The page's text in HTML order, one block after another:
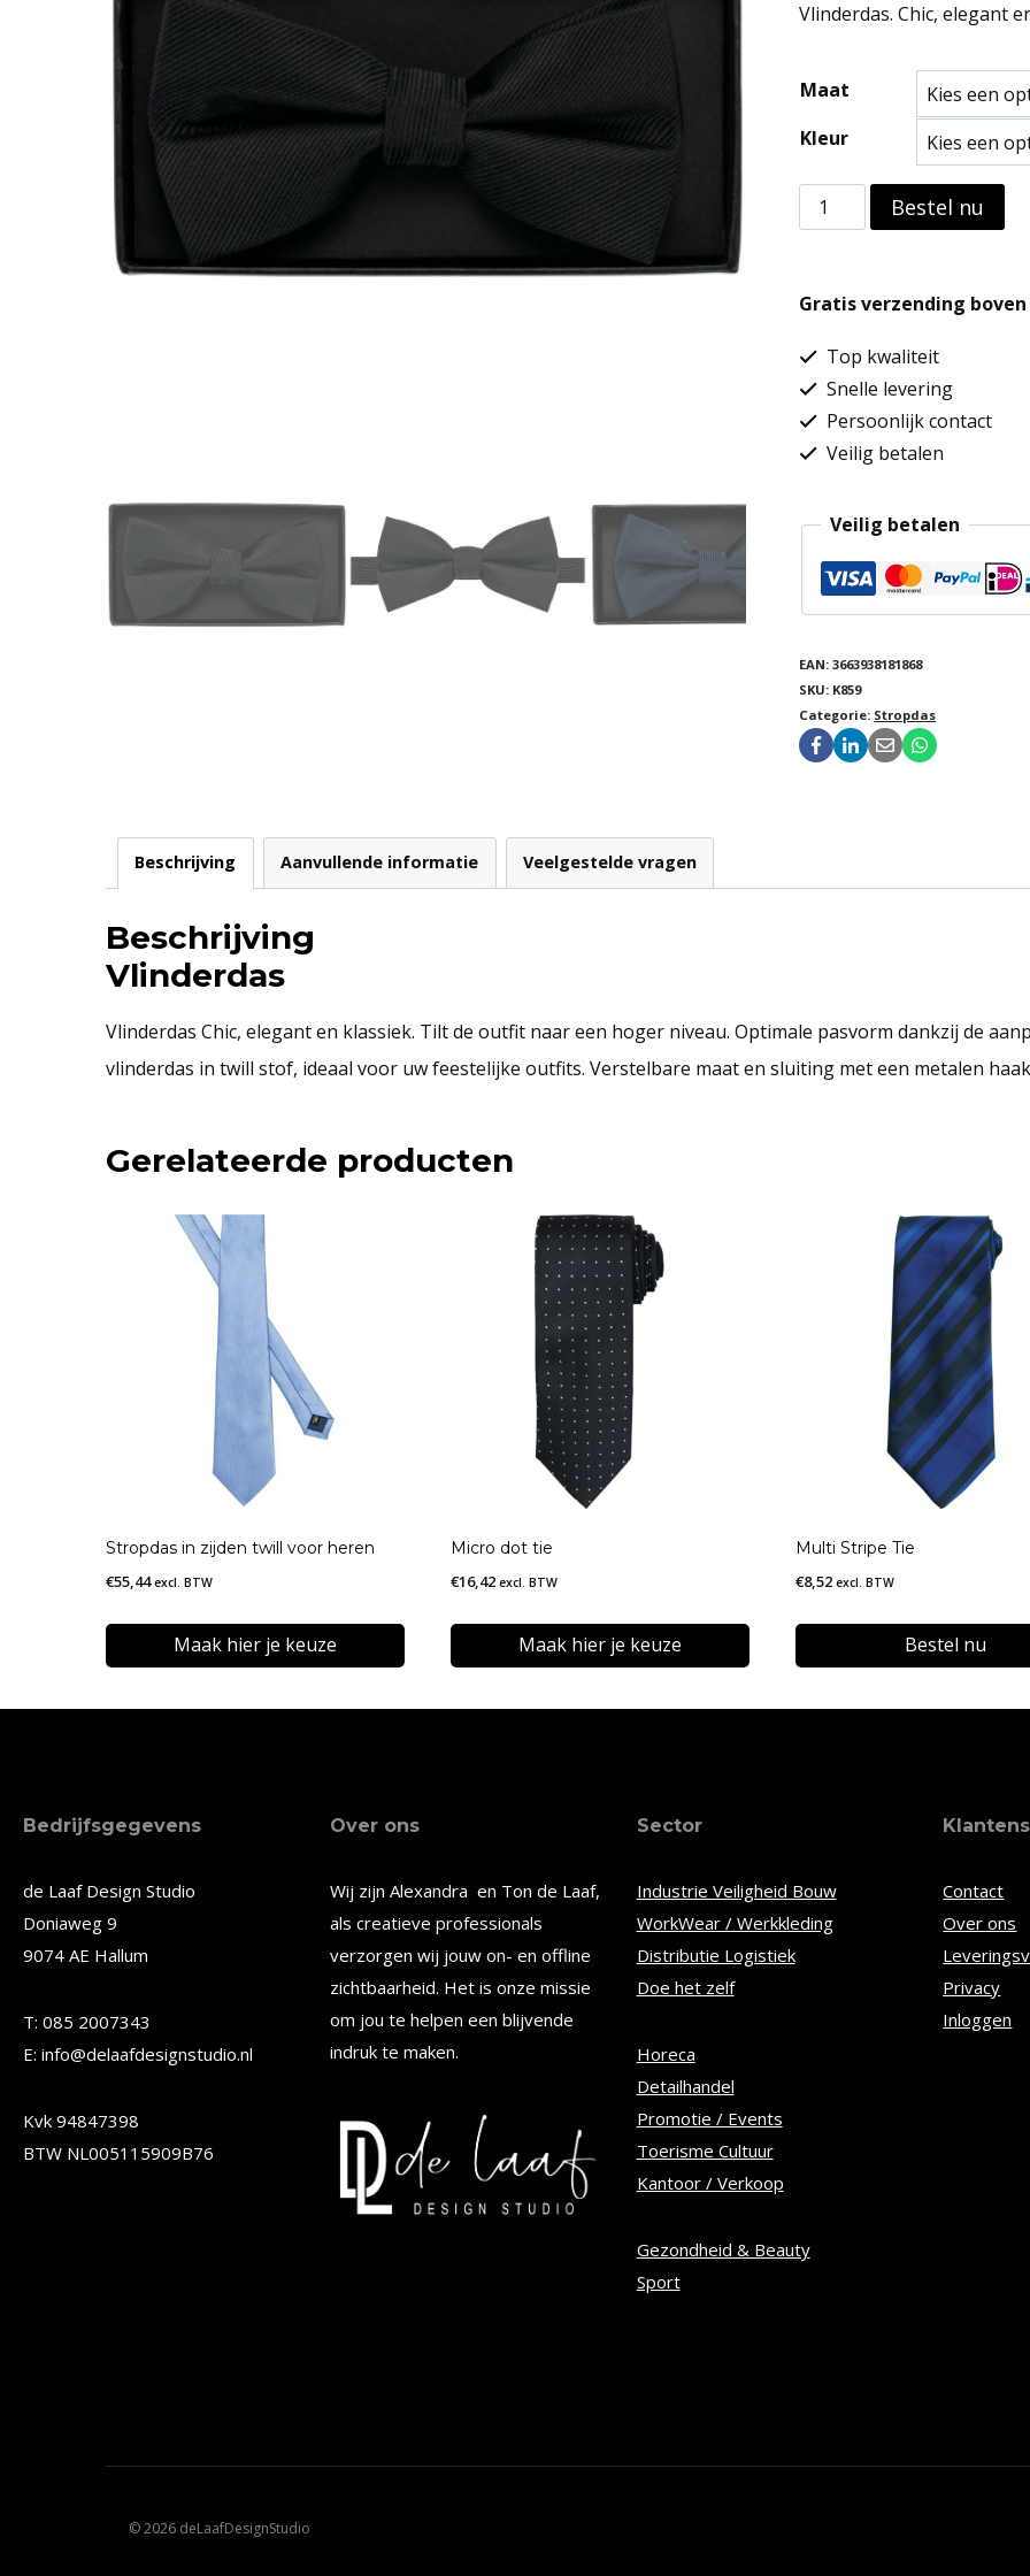
Vlinderdas. Chic, elegant
Maat
Kleur
Vlinderdas
aantal
Bestel nu
Gratis verzending boven
Top kwaliteit
Snelle levering
Persoonlijk contact
Veilig betalen
Veilig betalen
EAN:3663938181868
SKU: K859
Categorie: Stropdas
Beschrijving Aanvullende informatie Veelgestelde vragen
Beschrijving
Vlinderdas
Vlinderdas Chic, elegant en klassiek. Tilt de outfit naar een hoger niveau. Optimale pasvorm dankzij de
vlinderdas in twill stof, ideaal voor uw feestelijke outfits. Verstelbare maat en sluiting met een metalen
Gerelateerde producten
Stropdas in zijden twill voor heren
€55,44 excl. BTW
Maak hier je keuze
variaties.
optie
worden
op
productpagina
Micro dot tie
€16,42 excl. BTW
Maak hier je keuze
optie
gekozen
worden
op
productpagina
Multi Stripe Tie
€8,52 excl. BTW
Bestel nu
Bedrijfsgegevens
de Laaf Design Studio
Doniaweg 9
9074 AE Hallum
T: 085 2007343
E: info@delaafdesignstudio.nl
Kvk 94847398
BTW NL005115909B76
Over ons
Wij zijn Alexandra en Ton de Laaf,
als creatieve professionals
verzorgen wij jouw on- en offline
zichtbaarheid. Het is onze missie
om jou te helpen een blijvende
indruk te maken.
Sector
Industrie Veiligheid Bouw
WorkWear / Werkkleding
Distributie Logistiek
Doe het zelf
Horeca
Detailhandel
Promotie / Events
Toerisme Cultuur
Kantoor / Verkoop
Gezondheid & Beauty
Sport
Contact
Over ons
Privacy
Inloggen
© 2026 deLaafDesignStudio